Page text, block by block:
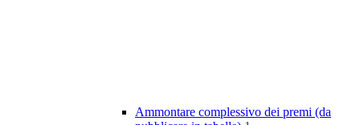
Ammontare complessivo dei premi (da